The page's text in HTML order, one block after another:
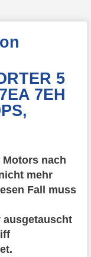
5
7EH
Motors nach
mehr
Fall muss